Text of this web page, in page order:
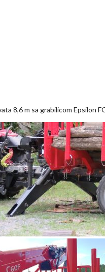
8,6 m sa grabilicom Epsilon